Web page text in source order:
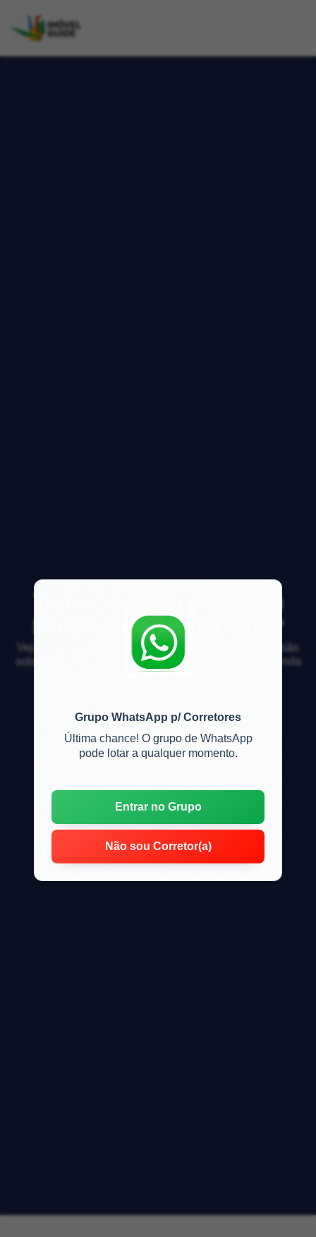
Grupo WhatsApp p/ Corretores
Última chance! O grupo de WhatsApp
pode lotar a qualquer momento.
Entrar no Grupo
Não sou Corretor(a)
Todas cidades possuem
Minha Casa Minha Vida?
Veja respostas de especialistas e participe da discussão
sobre mercado imobiliário, financiamento, compra, venda
e locação de imóveis